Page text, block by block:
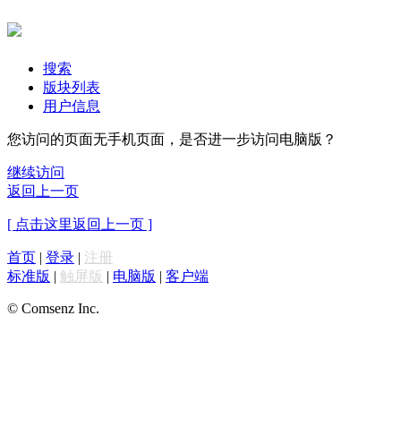
搜索
版块列表
用户信息
您访问的页面无手机页面，是否进一步访问电脑版？
继续访问
返回上一页
[ 点击这里返回上一页 ]
首页 | 登录 | 注册
标准版 | 触屏版 | 电脑版 | 客户端
© Comsenz Inc.